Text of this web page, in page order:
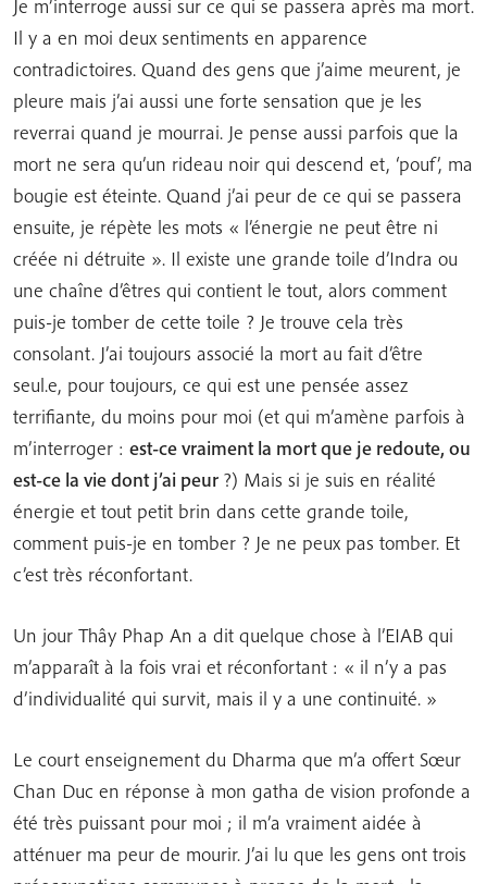
Je m’interroge aussi sur ce qui se passera après ma mort.
Il y a en moi deux sentiments en apparence
contradictoires. Quand des gens que j’aime meurent, je
pleure mais j’ai aussi une forte sensation que je les
reverrai quand je mourrai. Je pense aussi parfois que la
mort ne sera qu’un rideau noir qui descend et, ‘pouf’, ma
bougie est éteinte. Quand j’ai peur de ce qui se passera
ensuite, je répète les mots « l’énergie ne peut être ni
créée ni détruite ». Il existe une grande toile d’Indra ou
une chaîne d’êtres qui contient le tout, alors comment
puis-je tomber de cette toile ? Je trouve cela très
consolant. J’ai toujours associé la mort au fait d’être
seul.e, pour toujours, ce qui est une pensée assez
terrifiante, du moins pour moi (et qui m’amène parfois à
m’interroger : est-ce vraiment la mort que je redoute, ou
est-ce la vie dont j’ai peur ?) Mais si je suis en réalité
énergie et tout petit brin dans cette grande toile,
comment puis-je en tomber ? Je ne peux pas tomber. Et
c’est très réconfortant.
Un jour Thây Phap An a dit quelque chose à l’EIAB qui
m’apparaît à la fois vrai et réconfortant : « il n’y a pas
d’individualité qui survit, mais il y a une continuité. »
Le court enseignement du Dharma que m’a offert Sœur
Chan Duc en réponse à mon gatha de vision profonde a
été très puissant pour moi ; il m’a vraiment aidée à
atténuer ma peur de mourir. J’ai lu que les gens ont trois